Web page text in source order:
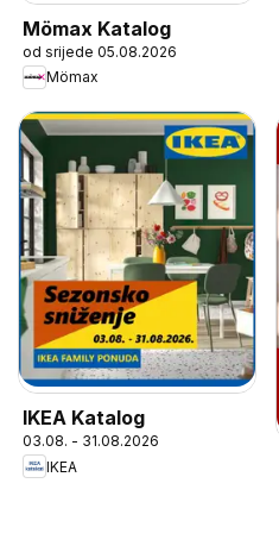
Mömax Katalog
od srijede 05.08.2026
Mömax
IKEA Katalog
03.08. - 31.08.2026
IKEA